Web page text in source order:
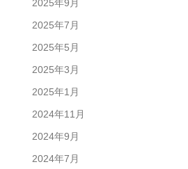
2025年9月
2025年7月
2025年5月
2025年3月
2025年1月
2024年11月
2024年9月
2024年7月